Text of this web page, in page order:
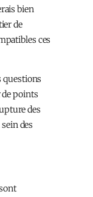
bien
de
ces
questions
de points
des
des